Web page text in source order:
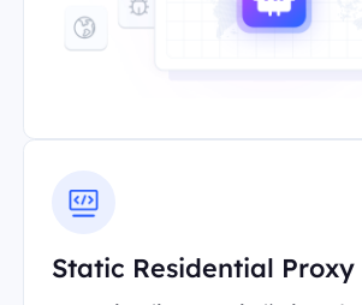
Static Residential Proxy